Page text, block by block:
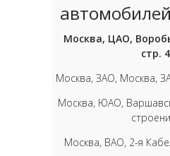
Москва, ЦАО,
стр.
Москва, ЗАО, Москва,
Москва, ЮАО,
Москва, ВАО, 2-я